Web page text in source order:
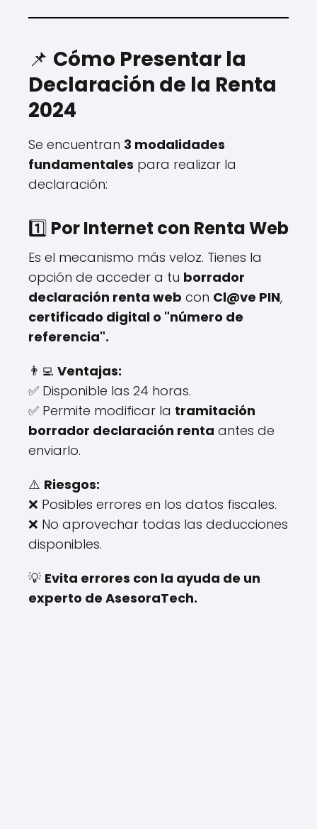
📌 Cómo Presentar la
Declaración de la Renta
2024
Se encuentran 3 modalidades
fundamentales para realizar la
declaración:
1️⃣ Por Internet con Renta Web
Es el mecanismo más veloz. Tienes la
opción de acceder a tu borrador
declaración renta web con Cl@ve PIN,
certificado digital o "número de
referencia".
👨‍💻 Ventajas:
✅ Disponible las 24 horas.
✅ Permite modificar la tramitación
borrador declaración renta antes de
enviarlo.
⚠️ Riesgos:
❌ Posibles errores en los datos fiscales.
❌ No aprovechar todas las deducciones
disponibles.
💡 Evita errores con la ayuda de un
experto de AsesoraTech.